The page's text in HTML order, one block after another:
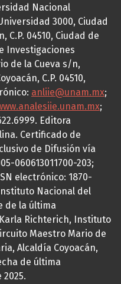
Nacional
3000, Ciudad
C.P. 04510, Ciudad de
Investigaciones
de la Cueva s/n,
C.P. 04510,
anliie@unam.mx;
;
Editora
Certificado de
de Difusión vía
060613011700-203;
electrónico: 1870-
Nacional del
de la última
Richterich, Instituto
Maestro Mario de
Alcaldía Coyoacán,
de última